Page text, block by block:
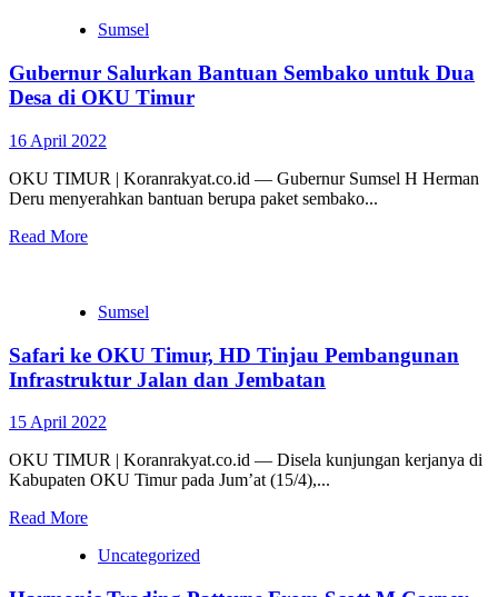
Sumsel
Gubernur Salurkan Bantuan Sembako untuk Dua
Desa di OKU Timur
16 April 2022
OKU TIMUR | Koranrakyat.co.id — Gubernur Sumsel H Herman
Deru menyerahkan bantuan berupa paket sembako...
Read More
Sumsel
Safari ke OKU Timur, HD Tinjau Pembangunan
Infrastruktur Jalan dan Jembatan
15 April 2022
OKU TIMUR | Koranrakyat.co.id — Disela kunjungan kerjanya di
Kabupaten OKU Timur pada Jum’at (15/4),...
Read More
Uncategorized